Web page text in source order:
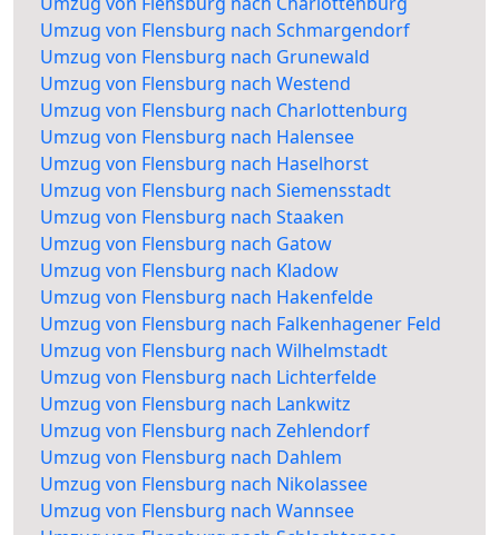
Umzug von Flensburg nach Schmargendorf
Umzug von Flensburg nach Grunewald
Umzug von Flensburg nach Westend
Umzug von Flensburg nach Charlottenburg
Umzug von Flensburg nach Halensee
Umzug von Flensburg nach Haselhorst
Umzug von Flensburg nach Siemensstadt
Umzug von Flensburg nach Staaken
Umzug von Flensburg nach Gatow
Umzug von Flensburg nach Kladow
Umzug von Flensburg nach Hakenfelde
Umzug von Flensburg nach Falkenhagener Feld
Umzug von Flensburg nach Wilhelmstadt
Umzug von Flensburg nach Lichterfelde
Umzug von Flensburg nach Lankwitz
Umzug von Flensburg nach Zehlendorf
Umzug von Flensburg nach Dahlem
Umzug von Flensburg nach Nikolassee
Umzug von Flensburg nach Wannsee